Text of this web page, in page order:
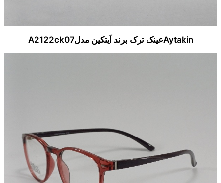
Aytakinعینک ترک برند آیتکین مدلA2122ck07